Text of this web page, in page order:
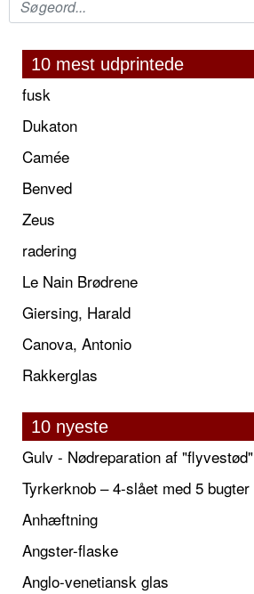
10 mest udprintede
fusk
Dukaton
Camée
Benved
Zeus
radering
Le Nain Brødrene
Giersing, Harald
Canova, Antonio
Rakkerglas
10 nyeste
Gulv - Nødreparation af "flyvestød"
Tyrkerknob – 4-slået med 5 bugter
Anhæftning
Angster-flaske
Anglo-venetiansk glas